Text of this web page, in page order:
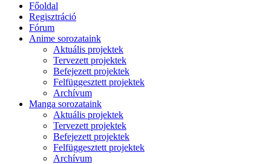
Főoldal
Regisztráció
Fórum
Anime sorozataink
Aktuális projektek
Tervezett projektek
Befejezett projektek
Felfüggesztett projektek
Archívum
Manga sorozataink
Aktuális projektek
Tervezett projektek
Befejezett projektek
Felfüggesztett projektek
Archívum